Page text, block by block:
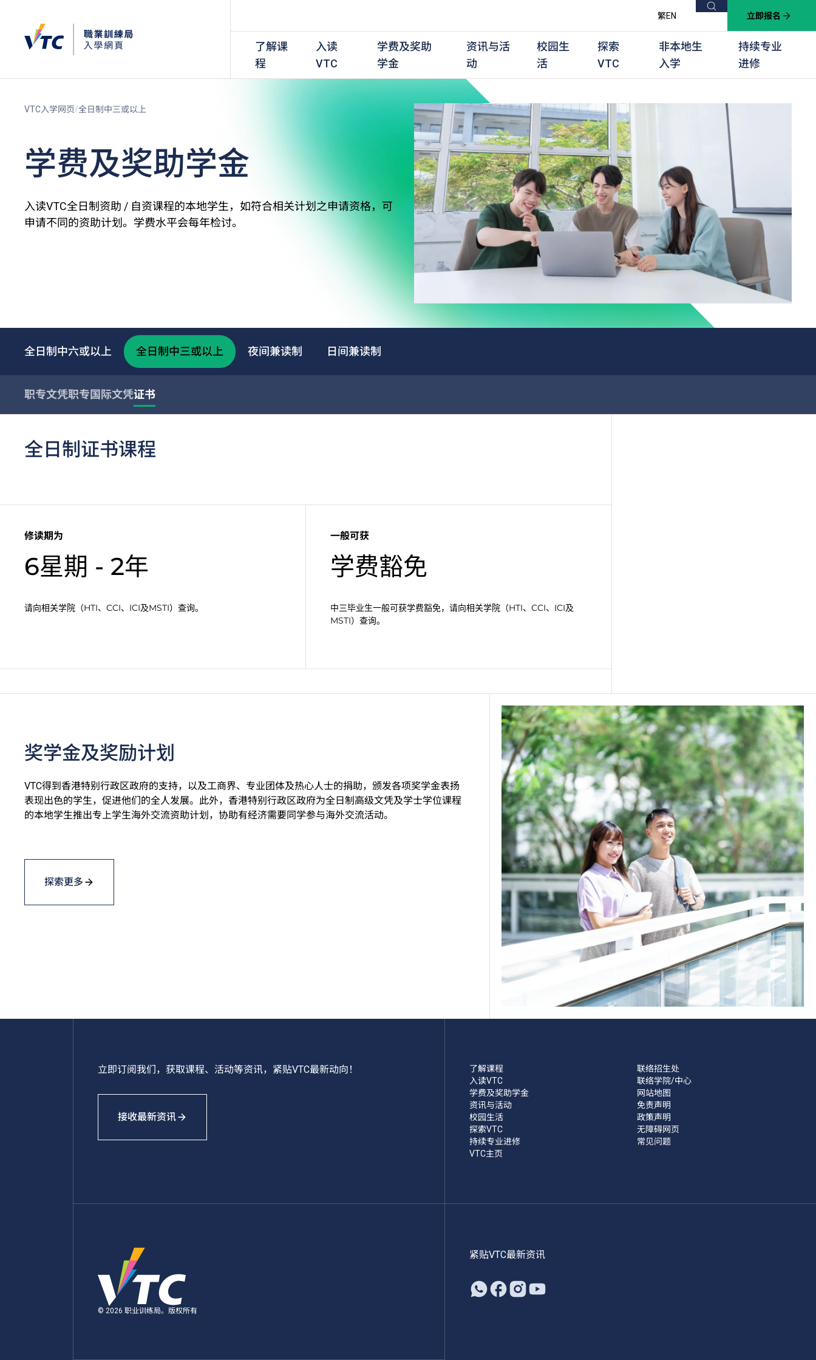
繁EN 搜索 立即报名
了解课
程
职前培训课程
全日制中六或以上
全日制中三或以上
衔接学士学位
在职培训课程
持续专业进修
夜间兼读制
日间兼读制
学历程度
学士学位
高级文凭
文凭
证书
其他课程
应用学习课程
社群培训计划
其他专业课程
专业考试及认可
学徒及其他训练计划
入读
VTC
全日制中六或以上
全日制中三或以上
衔接学士学位
在职培训
持续专业进修
夜间兼读制
日间兼读制
学费及奖助
学金
学费及资助
全日制中六或以上
全日制中三或以上
日间兼读制
奖学金
奖学金及奖励计划
资讯与活
动
校园生
活
探索
VTC
非本地生
入学
持续专业
进修
VTC入学网页 全日制中三或以上
学费及奖助学金
入读VTC全日制资助 / 自资课程的本地学生，如符合相关计划之申请资格，可
申请不同的资助计划。学费水平会每年检讨。
全日制中六或以上 全日制中三或以上 夜间兼读制 日间兼读制
职专文凭职专国际文凭证书
全日制证书课程
修读期为
6星期 - 2年
请向相关学院（HTI、CCI、ICI及MSTI）查询。
一般可获
学费豁免
中三毕业生一般可获学费豁免，请向相关学院（HTI、CCI、ICI及
MSTI）查询。
奖学金及奖励计划
VTC得到香港特别行政区政府的支持，以及工商界、专业团体及热心人士的捐助，颁发各项奖学金表扬
表现出色的学生，促进他们的全人发展。此外，香港特别行政区政府为全日制高级文凭及学士学位课程
的本地学生推出专上学生海外交流资助计划，协助有经济需要同学参与海外交流活动。
探索更多
立即订阅我们，获取课程、活动等资讯，紧贴VTC最新动向！
接收最新资讯
了解课程
入读VTC
学费及奖助学金
资讯与活动
校园生活
探索VTC
持续专业进修
VTC主页
联络招生处
联络学院/中心
网站地图
免责声明
政策声明
无障碍网页
常见问题
© 2026 职业训练局。版权所有
紧贴VTC最新资讯